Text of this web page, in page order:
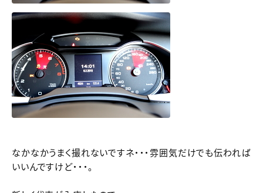
なかなかうまく撮れないですネ・・・雰囲気だけでも伝われば
いいんですけど・・・。